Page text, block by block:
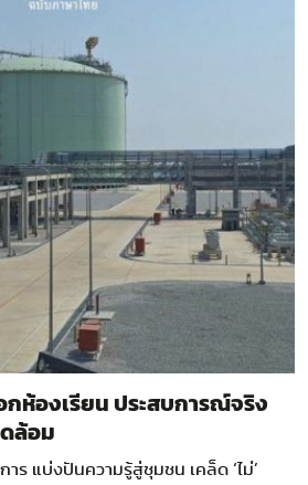
กห้องเรียน ประสบการณ์จริง
ล้อม
ร แบ่งปันความรู้สู่ชุมชน เคล็ด ‘ไม่’